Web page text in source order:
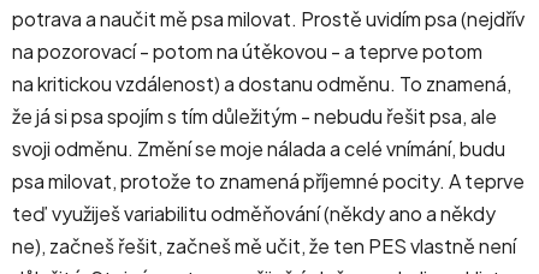
potrava a naučit mě psa milovat. Prostě uvidím psa (nejdřív
na pozorovací - potom na útěkovou - a teprve potom
na kritickou vzdálenost) a dostanu odměnu. To znamená,
že já si psa spojím s tím důležitým - nebudu řešit psa, ale
svoji odměnu. Změní se moje nálada a celé vnímání, budu
psa milovat, protože to znamená příjemné pocity. A teprve
teď využiješ variabilitu odměňování (někdy ano a někdy
ne), začneš řešit, začneš mě učit, že ten PES vlastně není